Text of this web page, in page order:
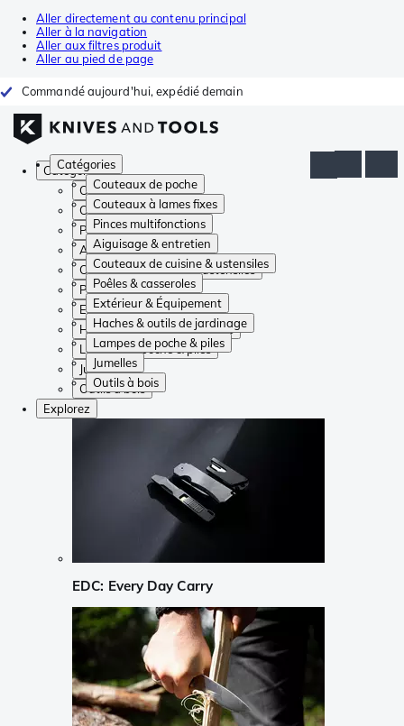
Aller directement au contenu principal
Aller à la navigation
Aller aux filtres produit
Aller au pied de page
Commandé aujourd'hui, expédié demain
Catégories
Couteaux de poche
Couteaux à lames fixes
Pinces multifonctions
Aiguisage & entretien
Couteaux de cuisine & ustensiles
Poêles & casseroles
Extérieur & Équipement
Haches & outils de jardinage
Lampes de poche & piles
Jumelles
Outils à bois
Catégories
Couteaux de poche
Couteaux à lames fixes
Pinces multifonctions
Aiguisage & entretien
Couteaux de cuisine & ustensiles
Poêles & casseroles
Extérieur & Équipement
Haches & outils de jardinage
Lampes de poche & piles
Jumelles
Outils à bois
Explorez
EDC: Every Day Carry